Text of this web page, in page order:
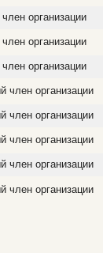
организации
организации
организации
член организации
член организации
член организации
член организации
член организации